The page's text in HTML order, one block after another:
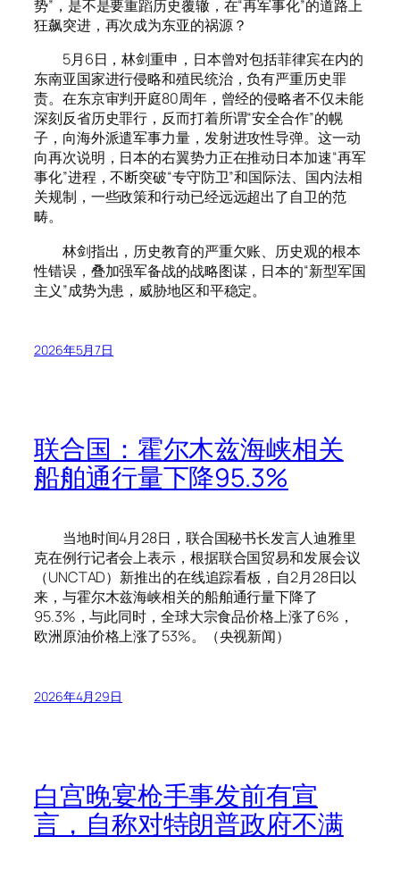
势”，是不是要重蹈历史覆辙，在“再军事化”的道路上
狂飙突进，再次成为东亚的祸源？
5月6日，林剑重申，日本曾对包括菲律宾在内的
东南亚国家进行侵略和殖民统治，负有严重历史罪
责。在东京审判开庭80周年，曾经的侵略者不仅未能
深刻反省历史罪行，反而打着所谓“安全合作”的幌
子，向海外派遣军事力量，发射进攻性导弹。这一动
向再次说明，日本的右翼势力正在推动日本加速“再军
事化”进程，不断突破“专守防卫”和国际法、国内法相
关规制，一些政策和行动已经远远超出了自卫的范
畴。
林剑指出，历史教育的严重欠账、历史观的根本
性错误，叠加强军备战的战略图谋，日本的“新型军国
主义”成势为患，威胁地区和平稳定。
2026年5月7日
联合国：霍尔木兹海峡相关
船舶通行量下降95.3%
当地时间4月28日，联合国秘书长发言人迪雅里
克在例行记者会上表示，根据联合国贸易和发展会议
（UNCTAD）新推出的在线追踪看板，自2月28日以
来，与霍尔木兹海峡相关的船舶通行量下降了
95.3%，与此同时，全球大宗食品价格上涨了6%，
欧洲原油价格上涨了53%。（央视新闻）
2026年4月29日
白宫晚宴枪手事发前有宣
言，自称对特朗普政府不满